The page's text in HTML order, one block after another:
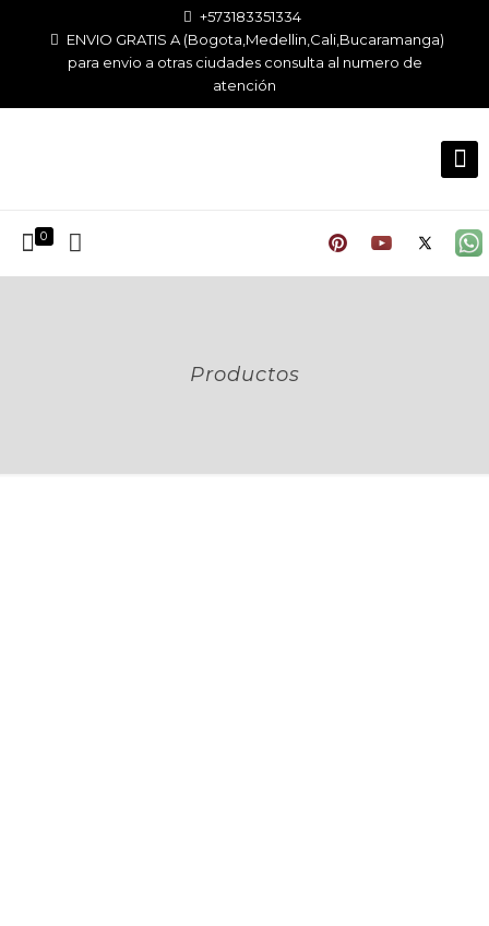
+573183351334
ENVIO GRATIS A (Bogota,Medellin,Cali,Bucaramanga)
para envio a otras ciudades consulta al numero de
atención
0
Productos